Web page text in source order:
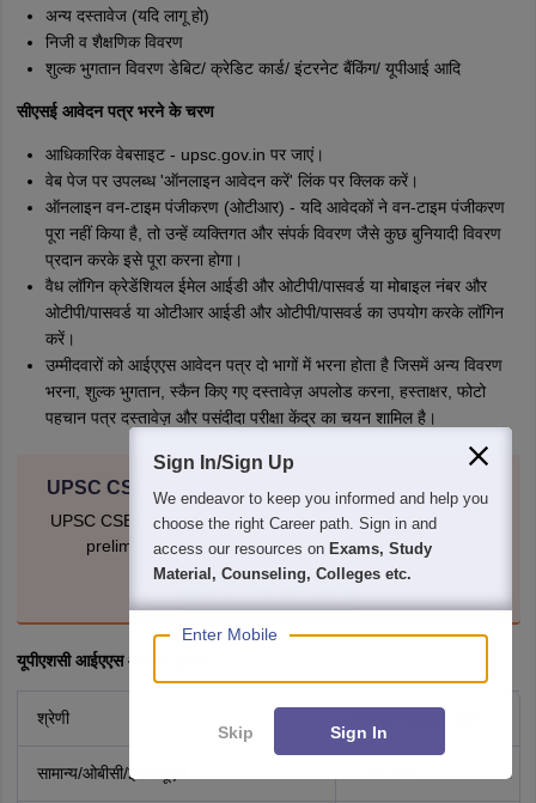
अन्य दस्तावेज (यदि लागू हो)
निजी व शैक्षणिक विवरण
शुल्क भुगतान विवरण डेबिट/ क्रेडिट कार्ड/ इंटरनेट बैंकिंग/ यूपीआई आदि
सीएसई आवेदन पत्र भरने के चरण
आधिकारिक वेबसाइट - upsc.gov.in पर जाएं।
वेब पेज पर उपलब्ध 'ऑनलाइन आवेदन करें' लिंक पर क्लिक करें।
ऑनलाइन वन-टाइम पंजीकरण (ओटीआर) - यदि आवेदकों ने वन-टाइम पंजीकरण
पूरा नहीं किया है, तो उन्हें व्यक्तिगत और संपर्क विवरण जैसे कुछ बुनियादी विवरण
प्रदान करके इसे पूरा करना होगा।
वैध लॉगिन क्रेडेंशियल ईमेल आईडी और ओटीपी/पासवर्ड या मोबाइल नंबर और
ओटीपी/पासवर्ड या ओटीआर आईडी और ओटीपी/पासवर्ड का उपयोग करके लॉगिन
करें।
उम्मीदवारों को आईएएस आवेदन पत्र दो भागों में भरना होता है जिसमें अन्य विवरण
भरना, शुल्क भुगतान, स्कैन किए गए दस्तावेज़ अपलोड करना, हस्ताक्षर, फोटो
पहचान पत्र दस्तावेज़ और पसंदीदा परीक्षा केंद्र का चयन शामिल है।
UPSC CSE Preparation Strategy and Best Books
UPSC CSE preparation strategy along with best books for
prelims as well as mains exam for sure success.
Download EBook
यूपीएशसी आईएएस आवेदन शुल्क
श्रेणी आईएएस आवेदन शुल्क
सामान्य/ओबीसी/ईडब्ल्यूएस
Sign In/Sign Up
We endeavor to keep you informed and help you
choose the right Career path. Sign in and
access our resources on Exams, Study
Material, Counseling, Colleges etc.
Enter Mobile
Skip Sign In